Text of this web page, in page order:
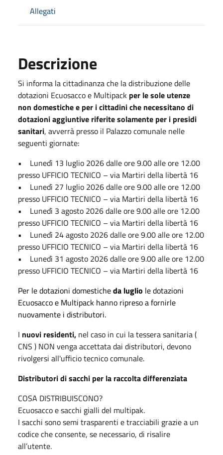
Allegati
Descrizione
Si informa la cittadinanza che la distribuzione delle
dotazioni Ecuosacco e Multipack per le sole utenze
non domestiche e per i cittadini che necessitano di
dotazioni aggiuntive riferite solamente per i presidi
sanitari, avverrà presso il Palazzo comunale nelle
seguenti giornate:
• Lunedì 13 luglio 2026 dalle ore 9.00 alle ore 12.00
presso UFFICIO TECNICO – via Martiri della libertà 16
• Lunedì 27 luglio 2026 dalle ore 9.00 alle ore 12.00
presso UFFICIO TECNICO – via Martiri della libertà 16
• Lunedì 3 agosto 2026 dalle ore 9.00 alle ore 12.00
presso UFFICIO TECNICO – via Martiri della libertà 16
• Lunedì 24 agosto 2026 dalle ore 9.00 alle ore 12.00
presso UFFICIO TECNICO – via Martiri della libertà 16
• Lunedì 31 agosto 2026 dalle ore 9.00 alle ore 12.00
presso UFFICIO TECNICO – via Martiri della libertà 16
Per le dotazioni domesticheda luglio le dotazioni
Ecuosacco e Multipack hanno ripreso a fornirle
nuovamente i distributori.
I nuovi residenti, nel caso in cui la tessera sanitaria (
CNS ) NON venga accettata dai distributori, devono
rivolgersi all'ufficio tecnico comunale.
Distributori di sacchi per la raccolta differenziata
COSA DISTRIBUISCONO?
Ecuosacco e sacchi gialli del multipak.
I sacchi sono semi trasparenti e tracciabili grazie a un
codice che consente, se necessario, di risalire
all’utente.